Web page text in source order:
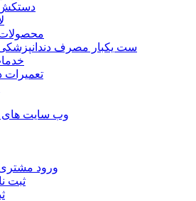
ست یکبار مصرف
تعمیرات
وب سایت های
ورود
ثبت